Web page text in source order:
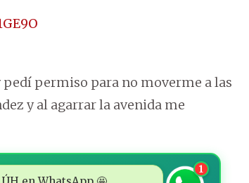
permiso para no moverme a las
y al agarrar la avenida me
1